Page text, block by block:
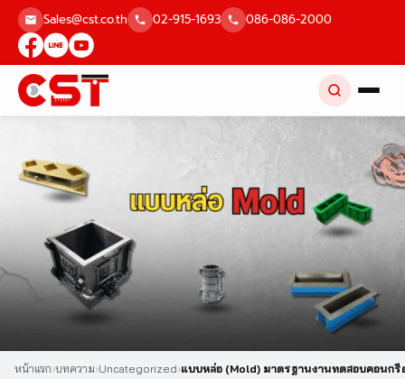
Skip
content
Sales@cst.co.th 02-915-1693 086-086-2000
หน้าแรก›บทความ›Uncategorized›แบบหล่อ (Mold) มาตรฐานงานทดสอบคอนกรี